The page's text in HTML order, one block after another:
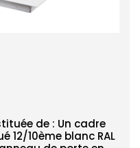
de : Un cadre
12/10ème blanc RAL